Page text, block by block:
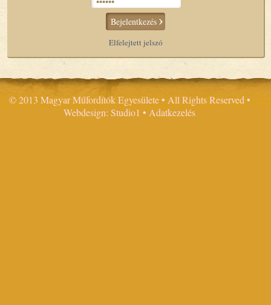
Bejelentkezés
Elfelejtett jelszó
© 2013 Magyar Műfordítók Egyesülete • All Rights Reserved •
Webdesign: Studio1 • Adatkezelés